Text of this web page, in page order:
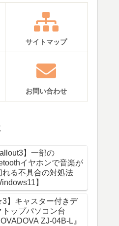
サイトマップ
お問い合わせ
】一部の
イヤホンで音楽が
れる不具合の対処法
】
】キャスター付きデ
トップパソコン台
ZJ-04B-L』